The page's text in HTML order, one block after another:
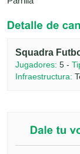
Squadra
Jugadores: 5 -
Infraestructura: